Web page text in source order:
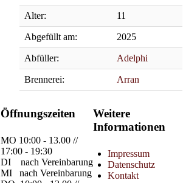
Alter: 11
Abgefüllt am: 2025
Abfüller: Adelphi
Brennerei: Arran
Öffnungszeiten
MO 10:00 - 13.00 //
17:00 - 19:30
DI
nach Vereinbarung
MI
nach Vereinbarung
Weitere
Informationen
Impressum
Datenschutz
Kontakt